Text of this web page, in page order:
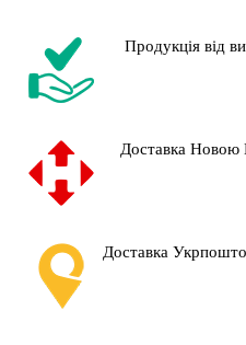
Продукція від
Доставка Новою
Доставка